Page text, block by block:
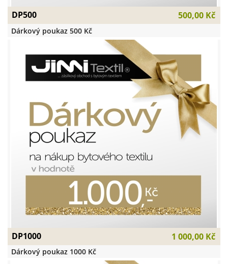
DP500 500,00 Kč
Dárkový poukaz 500 Kč
DP1000 1 000,00 Kč
Dárkový poukaz 1000 Kč